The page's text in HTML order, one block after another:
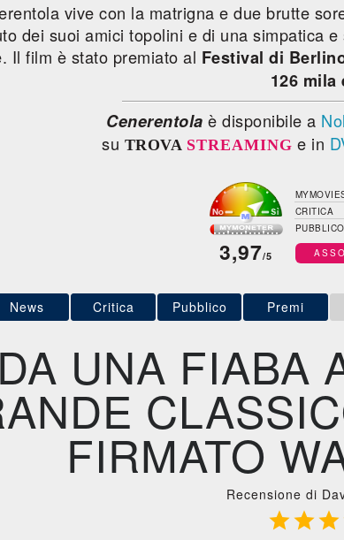
vive con la matrigna e due brutte
dei suoi amici topolini e di una simpatica
Il film è stato premiato al Festival di
126 mila
Cenerentola è disponibile a
su TROVA STREAMING e in
3,97/5
CRITICA
News Critica Pubblico Premi
DA UNA FIABA
FIRMATO
Recensione di
